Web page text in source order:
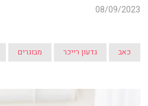
08/09/2023
כאב גדעון רייכר מבוגרים